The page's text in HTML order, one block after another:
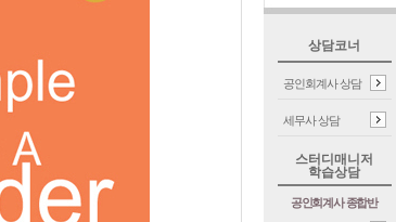
상담코너
공인회계사 상담
세무사 상담
스터디매니저
학습상담
공인회계사 종합반